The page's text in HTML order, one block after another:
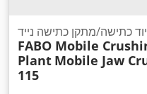
כתישה/מתקן כתישה נייד
FABO Mobile
Plant Mobile Jaw
115